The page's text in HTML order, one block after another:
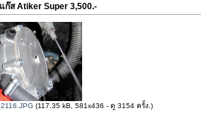
ก๊ส Atiker Super 3,500.-
(117.35 kB, 581x436 - ดู 3154 ครั้ง.)